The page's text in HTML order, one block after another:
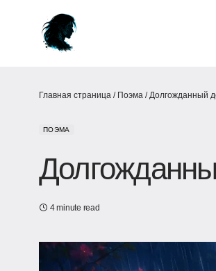
Главная страница / Поэма /Долгожданный
ПОЭМА
4 minute read